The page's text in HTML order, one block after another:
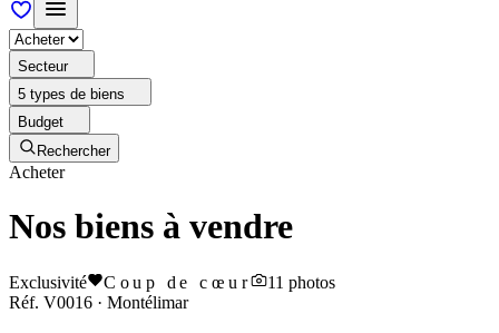
Secteur
5 types de biens
Budget
Rechercher
Acheter
Nos biens à vendre
Exclusivité Coup de cœur 11 photos
Réf. V0016 · Montélimar